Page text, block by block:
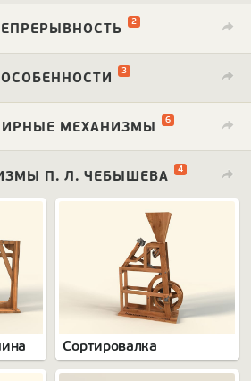
2
ОСОБЕННОСТИ 3
МЕХАНИЗМЫ 6
П. Л. ЧЕБЫШЕВА 4
Сортировалка